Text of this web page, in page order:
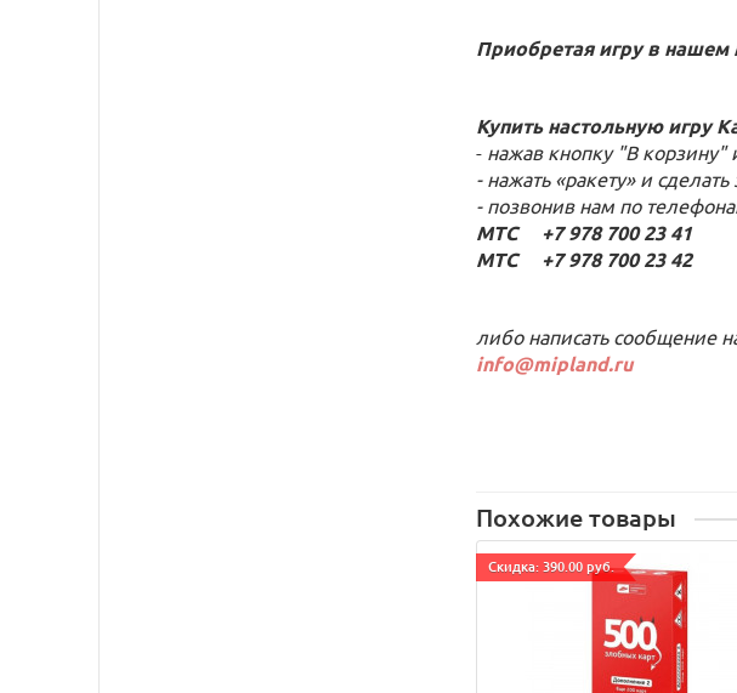
Приобретая игру в нашем
Купить настольную игру
- нажав кнопку "В корзину"
- нажать «ракету» и
- позвонив нам по
МТС +7 978 700 23 41
МТС +7 978 700 23 42
либо написать сообщение
info@mipland.ru
Похожие товары
Cкидка: 390.00 руб.